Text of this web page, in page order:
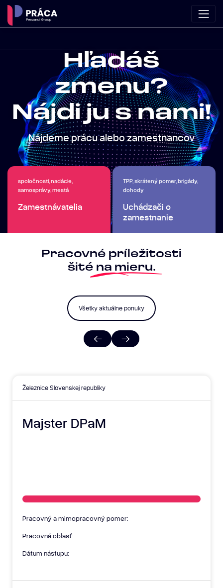
Hľadáš
zmenu?
Nájdi ju s nami!
Nájdeme prácu alebo zamestnancov
spoločnosti, nadácie,
samosprávy, mestá
Zamestnávatelia
TPP, skrátený pomer, brigády,
dohody
Uchádzači o
zamestnanie
Pracovné príležitosti
šité na mieru.
Všetky aktuálne ponuky
Železnice Slovenskej republiky
Majster DPaM
Pracovný a mimopracovný pomer:
Pracovná oblasť:
Dátum nástupu: